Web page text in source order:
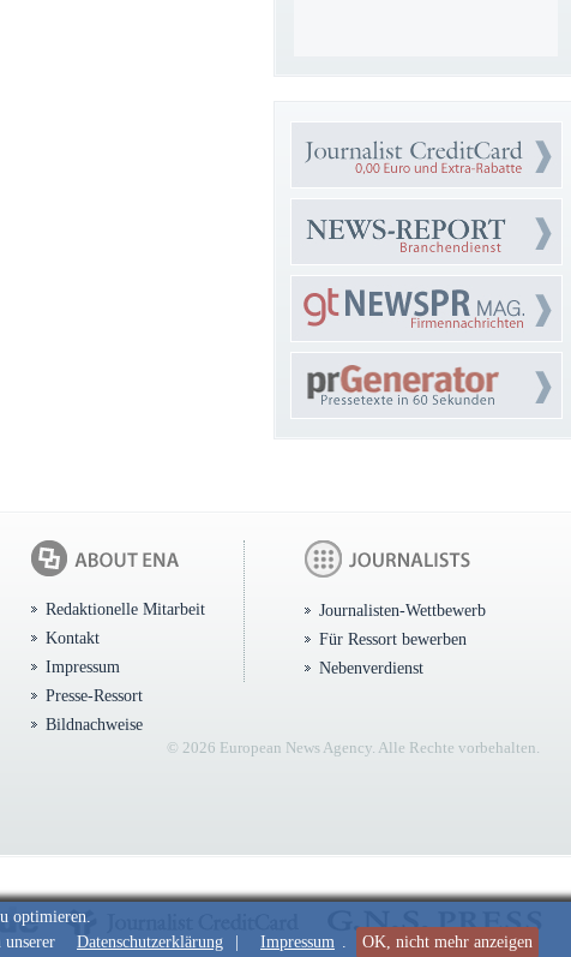
optimieren.
Datenschutzerklärung Impressum . OK, nicht mehr anzeigen
Redaktionelle Mitarbeit
Kontakt
Impressum
Presse-Ressort
Bildnachweise
Journalisten-Wettbewerb
Für Ressort bewerben
Nebenverdienst
© 2026 European News Agency. Alle Rechte vorbehalten.